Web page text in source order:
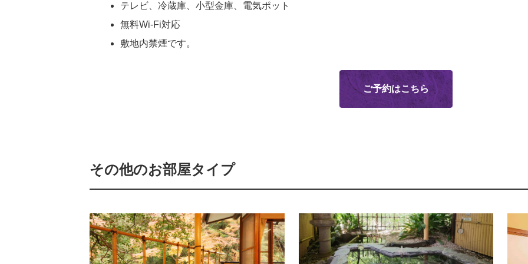
テレビ、冷蔵庫、小型金庫、電気ポット
無料Wi-Fi対応
敷地内禁煙です。
ご予約はこちら
その他のお部屋タイプ